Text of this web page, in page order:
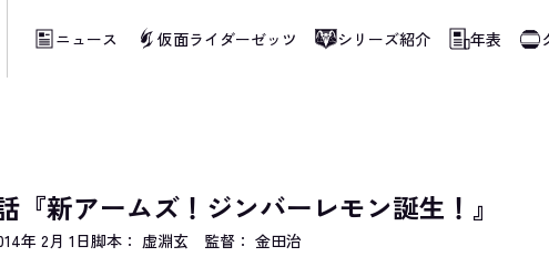
ニュース 仮面ライダーゼッツ シリーズ紹介 年表
機械的な自動翻訳サービスを使用しています。指定した言語に切り替わらないページは、
『新アームズ！ジンバーレモン誕生！』
年 2月 1日脚本： 虚淵玄 監督： 金田治